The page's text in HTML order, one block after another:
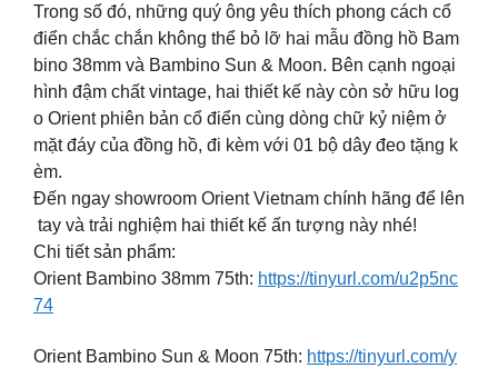
Trong số đó, những quý ông yêu thích phong cách cổ
điển chắc chắn không thể bỏ lỡ hai mẫu đồng hồ Bam
bino 38mm và Bambino Sun & Moon. Bên cạnh ngoại
hình đậm chất vintage, hai thiết kế này còn sở hữu log
o Orient phiên bản cổ điển cùng dòng chữ kỷ niệm ở
mặt đáy của đồng hồ, đi kèm với 01 bộ dây đeo tặng k
èm.
Đến ngay showroom Orient Vietnam chính hãng để lên
tay và trải nghiệm hai thiết kế ấn tượng này nhé!
Chi tiết sản phẩm:
Orient Bambino 38mm 75th: https://tinyurl.com/u2p5nc
74
Orient Bambino Sun & Moon 75th: https://tinyurl.com/y